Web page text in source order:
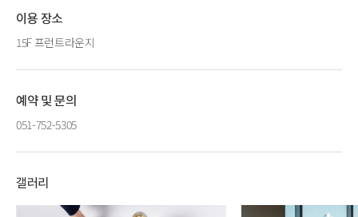
이용 장소
15F 프런트라운지
예약 및 문의
051-752-5305
갤러리